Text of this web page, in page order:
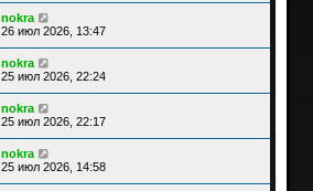
nokra
26 июл 2026, 13:47
nokra
25 июл 2026, 22:24
nokra
25 июл 2026, 22:17
nokra
25 июл 2026, 14:58